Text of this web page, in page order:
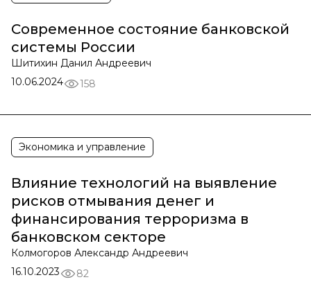
Современное состояние банковской
системы России
Шитихин Данил Андреевич
10.06.2024
158
Экономика и управление
Влияние технологий на выявление
рисков отмывания денег и
финансирования терроризма в
банковском секторе
Колмогоров Александр Андреевич
16.10.2023
82